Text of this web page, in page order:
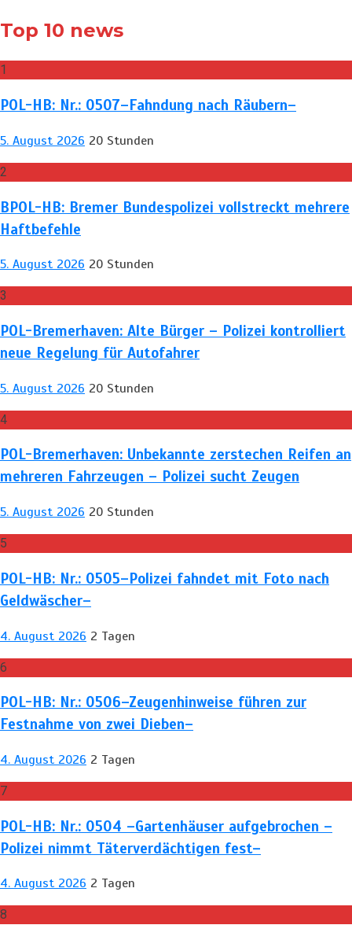
Top 10 news
1
POL-HB: Nr.: 0507–Fahndung nach Räubern–
5. August 2026 20 Stunden
2
BPOL-HB: Bremer Bundespolizei vollstreckt mehrere
Haftbefehle
5. August 2026 20 Stunden
3
POL-Bremerhaven: Alte Bürger – Polizei kontrolliert
neue Regelung für Autofahrer
5. August 2026 20 Stunden
4
POL-Bremerhaven: Unbekannte zerstechen Reifen an
mehreren Fahrzeugen – Polizei sucht Zeugen
5. August 2026 20 Stunden
5
POL-HB: Nr.: 0505–Polizei fahndet mit Foto nach
Geldwäscher–
4. August 2026 2 Tagen
6
POL-HB: Nr.: 0506–Zeugenhinweise führen zur
Festnahme von zwei Dieben–
4. August 2026 2 Tagen
7
POL-HB: Nr.: 0504 –Gartenhäuser aufgebrochen –
Polizei nimmt Täterverdächtigen fest–
4. August 2026 2 Tagen
8